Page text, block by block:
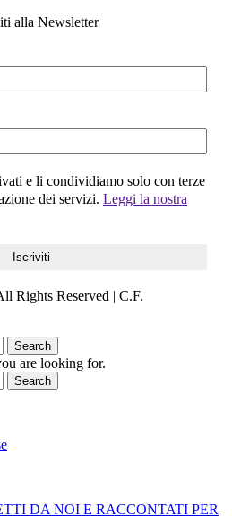
alla Newsletter
e li condividiamo solo con terze
dei servizi. Leggi la nostra
Rights Reserved | C.F.
Search
are looking for.
Search
DA NOI E RACCONTATI PER